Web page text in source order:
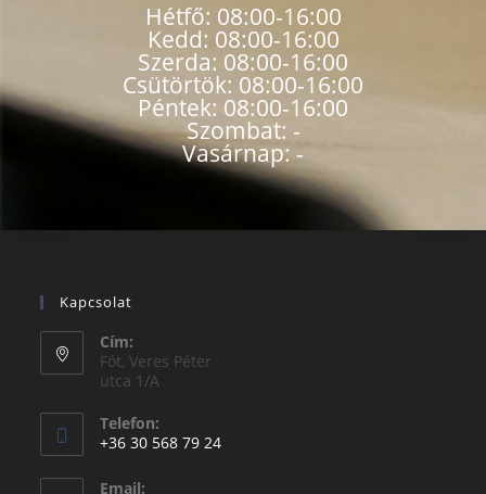
Hétfő: 08:00-16:00
Kedd: 08:00-16:00
Szerda: 08:00-16:00
Csütörtök: 08:00-16:00
Péntek: 08:00-16:00
Szombat: -
Vasárnap: -
Kapcsolat
Cím:
Fót, Veres Péter
utca 1/A
Telefon:
+36 30 568 79 24
Email: